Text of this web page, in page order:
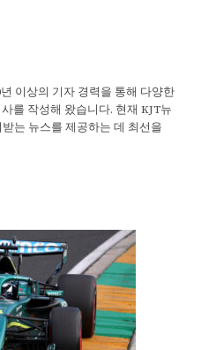
이상의 기자 경력을 통해 다양한
를 작성해 왔습니다. 현재 KJT뉴
는 뉴스를 제공하는 데 최선을